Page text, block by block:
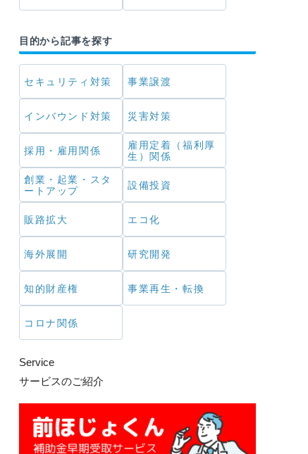
目的から記事を探す
セキュリティ対策 事業譲渡
インバウンド対策 災害対策
採用・雇用関係
雇用定着（福利厚
生）関係
創業・起業・スタ
ートアップ
設備投資
販路拡大 エコ化
海外展開 研究開発
知的財産権 事業再生・転換
コロナ関係
Service
サービスのご紹介